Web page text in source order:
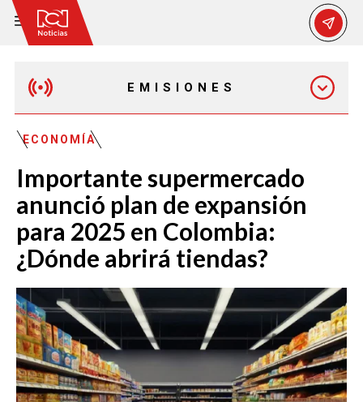
EMISIONES
EMISIÓN 7:00 PM
ECONOMÍA
Importante supermercado
anunció plan de expansión
para 2025 en Colombia:
¿Dónde abrirá tiendas?